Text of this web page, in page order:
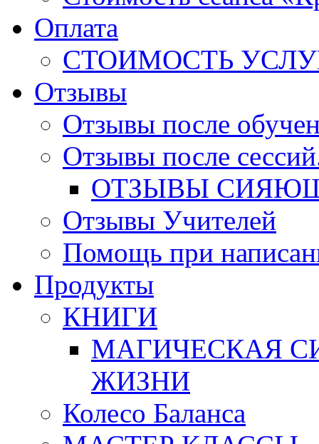
Оплата
СТОИМОСТЬ
Отзывы
Отзывы после
Отзывы после
ОТЗЫВЫ
Отзывы Учителей
Помощь при
Продукты
КНИГИ
МАГИЧЕСКАЯ
ЖИЗНИ
Колесо Баланса